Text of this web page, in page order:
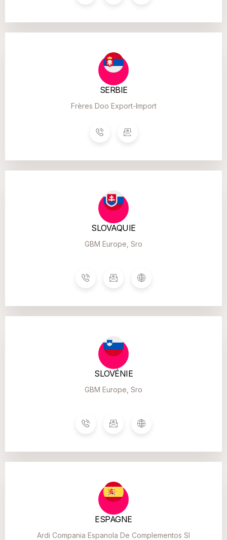
SERBIE
Frères Doo Export-Import
SLOVAQUIE
GBM Europe, Sro
SLOVÉNIE
GBM Europe, Sro
ESPAGNE
Ardi Compania Espanola De Complementos Sl